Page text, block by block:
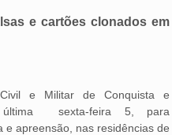
e cartões clonados em
e Militar de Conquista e
última sexta-feira 5, para
apreensão, nas residências de